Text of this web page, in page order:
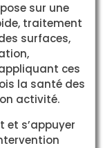
sur une
traitement
surfaces,
ces
la santé des
activité.
et s’appuyer